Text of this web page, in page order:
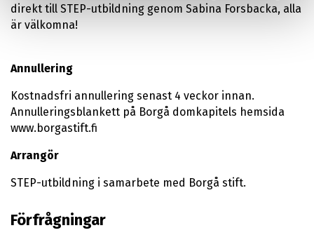
direkt till STEP-utbildning genom Sabina Forsbacka, alla
är välkomna!
Annullering
Kostnadsfri annullering senast 4 veckor innan.
Annulleringsblankett på Borgå domkapitels hemsida
www.borgastift.fi
Arrangör
STEP-utbildning i samarbete med Borgå stift.
Förfrågningar